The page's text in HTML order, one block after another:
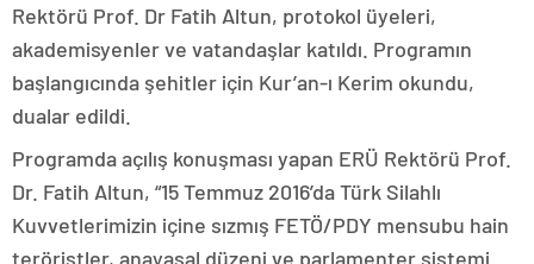
Rektörü Prof. Dr Fatih Altun, protokol üyeleri,
akademisyenler ve vatandaşlar katıldı. Programın
başlangıcında şehitler için Kur’an-ı Kerim okundu,
dualar edildi.
Programda açılış konuşması yapan ERÜ Rektörü Prof.
Dr. Fatih Altun, “15 Temmuz 2016’da Türk Silahlı
Kuvvetlerimizin içine sızmış FETÖ/PDY mensubu hain
teröristler, anayasal düzeni ve parlamenter sistemi